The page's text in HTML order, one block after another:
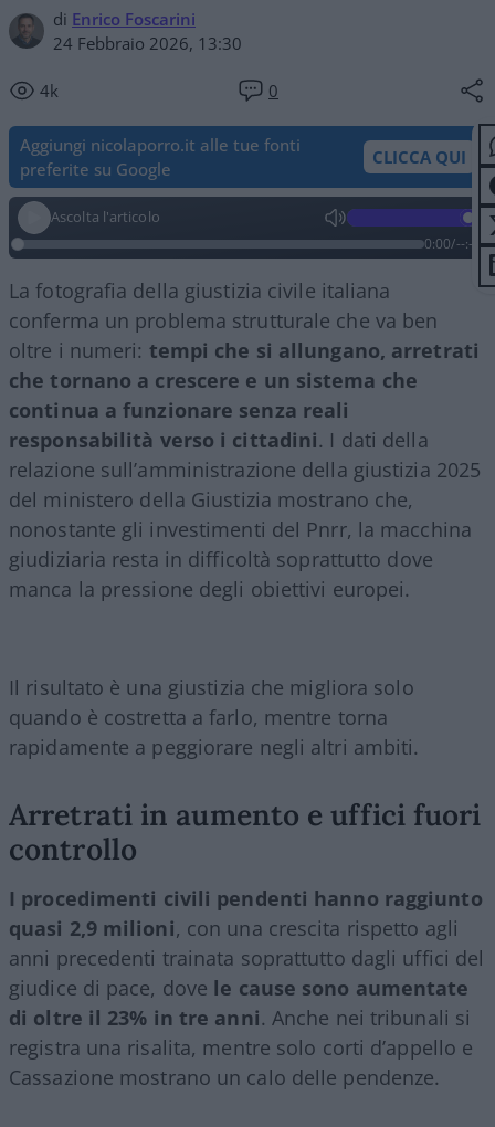
di Enrico Foscarini
24 Febbraio 2026, 13:30
4k 0
Aggiungi nicolaporro.it alle tue fonti
preferite su Google
CLICCA QUI
Ascolta l'articolo
0:00/--:--
La fotografia della giustizia civile italiana
conferma un problema strutturale che va ben
oltre i numeri: tempi che si allungano, arretrati
che tornano a crescere e un sistema che
continua a funzionare senza reali
responsabilità verso i cittadini. I dati della
relazione sull’amministrazione della giustizia 2025
del ministero della Giustizia mostrano che,
nonostante gli investimenti del Pnrr, la macchina
giudiziaria resta in difficoltà soprattutto dove
manca la pressione degli obiettivi europei.
Il risultato è una giustizia che migliora solo
quando è costretta a farlo, mentre torna
rapidamente a peggiorare negli altri ambiti.
Arretrati in aumento e uffici fuori
controllo
I procedimenti civili pendenti hanno raggiunto
quasi 2,9 milioni, con una crescita rispetto agli
anni precedenti trainata soprattutto dagli uffici del
giudice di pace, dove le cause sono aumentate
di oltre il 23% in tre anni. Anche nei tribunali si
registra una risalita, mentre solo corti d’appello e
Cassazione mostrano un calo delle pendenze.